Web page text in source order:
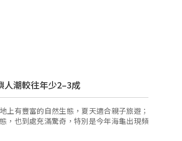
人潮較往年少2–3成
上有豐富的自然生態，夏天適合親子旅遊；
，也到處充滿驚奇，特別是今年海龜出現頻